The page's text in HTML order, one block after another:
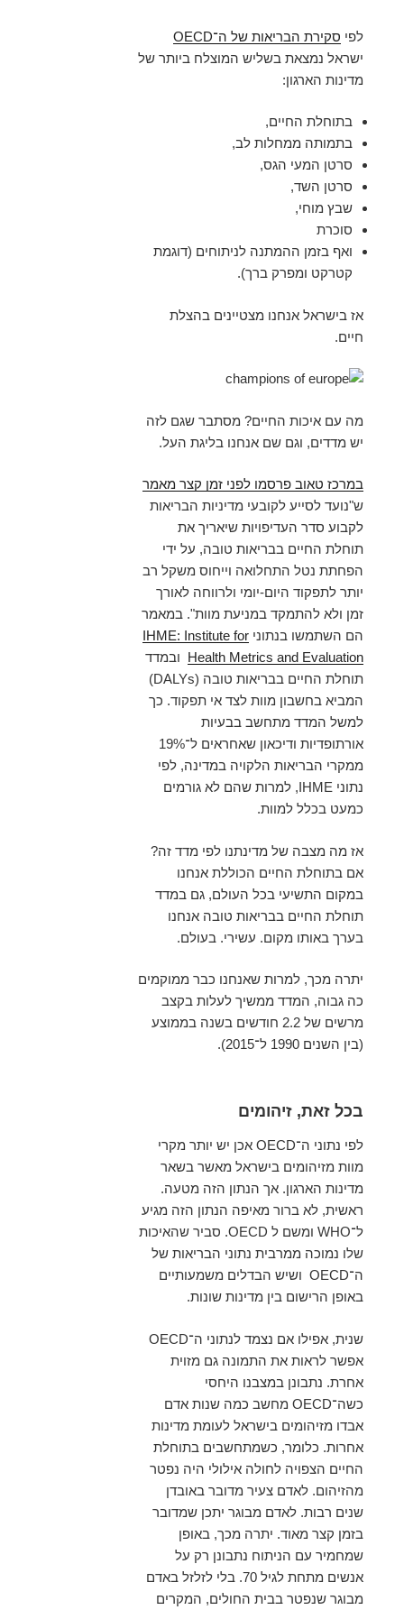
לפי סקירת הבריאות של ה־OECD
ישראל נמצאת בשליש המוצלח ביותר של
מדינות הארגון:
בתוחלת החיים,
בתמותה ממחלות לב,
סרטן המעי הגס,
סרטן השד,
שבץ מוחי,
סוכרת
ואף בזמן ההמתנה לניתוחים (דוגמת
קטרקט ומפרק ברך).
אז בישראל אנחנו מצטיינים בהצלת
חיים.
מה עם איכות החיים? מסתבר שגם לזה
יש מדדים, וגם שם אנחנו בליגת העל.
במרכז טאוב פרסמו לפני זמן קצר מאמר
ש"נועד לסייע לקובעי מדיניות הבריאות
לקבוע סדר העדיפויות שיאריך את
תוחלת החיים בבריאות טובה, על ידי
הפחתת נטל התחלואה וייחוס משקל רב
יותר לתפקוד היום-יומי ולרווחה לאורך
זמן ולא להתמקד במניעת מוות". במאמר
הם השתמשו בנתוני IHME: Institute for
Health Metrics and Evaluation ובמדד
תוחלת החיים בבריאות טובה (DALYs)
המביא בחשבון מוות לצד אי תפקוד. כך
למשל המדד מתחשב בבעיות
אורתופדיות ודיכאון שאחראים ל־19%
ממקרי הבריאות הלקויה במדינה, לפי
נתוני IHME, למרות שהם לא גורמים
כמעט בכלל למוות.
אז מה מצבה של מדינתנו לפי מדד זה?
אם בתוחלת החיים הכוללת אנחנו
במקום התשיעי בכל העולם, גם במדד
תוחלת החיים בבריאות טובה אנחנו
בערך באותו מקום. עשירי. בעולם.
יתרה מכך, למרות שאנחנו כבר ממוקמים
כה גבוה, המדד ממשיך לעלות בקצב
מרשים של 2.2 חודשים בשנה בממוצע
(בין השנים 1990 ל־2015).
בכל זאת, זיהומים
לפי נתוני ה־OECD אכן יש יותר מקרי
מוות מזיהומים בישראל מאשר בשאר
מדינות הארגון. אך הנתון הזה מטעה.
ראשית, לא ברור מאיפה הנתון הזה מגיע
ל־WHO ומשם ל OECD. סביר שהאיכות
שלו נמוכה ממרבית נתוני הבריאות של
ה־OECD ושיש הבדלים משמעותיים
באופן הרישום בין מדינות שונות.
שנית, אפילו אם נצמד לנתוני ה־OECD
אפשר לראות את התמונה גם מזוית
אחרת. נתבונן במצבנו היחסי
כשה־OECD מחשב כמה שנות אדם
אבדו מזיהומים בישראל לעומת מדינות
אחרות. כלומר, כשמתחשבים בתוחלת
החיים הצפויה לחולה אילולי היה נפטר
מהזיהום. לאדם צעיר מדובר באובדן
שנים רבות. לאדם מבוגר יתכן שמדובר
בזמן קצר מאוד. יתרה מכך, באופן
שמחמיר עם הניתוח נתבונן רק על
אנשים מתחת לגיל 70. בלי לזלזל באדם
מבוגר שנפטר בבית החולים, המקרים